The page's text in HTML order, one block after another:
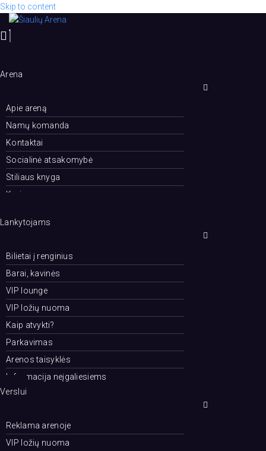
Skip to content
Arena
Apie areną
Namų komanda
Kontaktai
Socialinė atsakomybė
Stiliaus knyga
Karjera
Lankytojams
Bilietai į renginius
Barai, kavinės
VIP lounge
VIP ložių nuoma
Kaip atvykti?
Parkavimas
Arenos taisyklės
Informacija neįgaliesiems
Verslui
Reklama arenoje
VIP ložių nuoma